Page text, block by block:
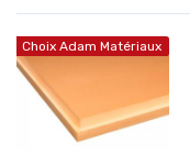
Choix Adam Matériaux